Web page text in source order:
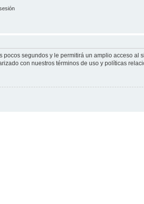
segundos y le permitirá un amplio acceso
con nuestros términos de uso y políticas